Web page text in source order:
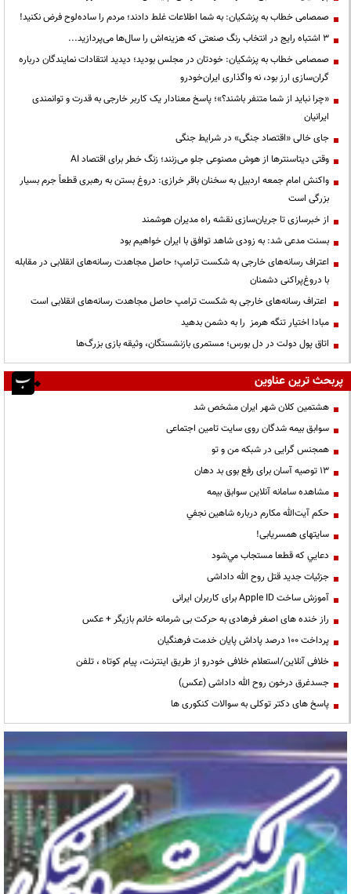
صمصامی خطاب به پزشکیان: به شما اطلاعات غلط دادند؛ مردم را ساده‌لوح فرض نکنید!
3 اشتباه رایج در انتخاب رنگ صنعتی که هزینه‌اش را سال‌ها می‌پردازید...
صمصامی خطاب به پزشکیان: خودتان در مجلس بودید؛ دیدید انتقادات نمایندگان درباره
گران‌سازی ارز بود، نه واگذاری ایران‌خودرو
«چرا نباید از شما متنفر باشند؟»؛ پاسخ معنادار یک کاربر خارجی به قدرت و توانمندی
ایرانیان
جای خالی «اقتصاد جنگی» در شرایط جنگی
وقتی دیتاسنترها از هوش مصنوعی جلو می‌زنند؛ زنگ خطر برای اقتصاد AI
واکنش امام جمعه اردبیل به سخنان باقر خرازی: دروغ بستن به رهبری قطعاً جرم بسیار
بزرگی است
از خبرسازی تا جریان‌سازی نقشه راه مدیران هوشمند
بسنت مدعی شد: به زودی شاهد توافق با ایران خواهیم بود
اعتراف رسانه‌های خارجی به شکست ترامپ؛ حاصل مجاهدت رسانه‌های انقلابی در مقابله
با دروغ‌پراکنی دشمنان
اعتراف رسانه‌های خارجی به شکست ترامپ حاصل مجاهدت رسانه‌های انقلابی است
مبادا اختیار تنگه هرمز را به دشمن بدهید
اتاق پول دولت در دل بورس؛ مستمری بازنشستگان، وثیقه بازی بزرگ‌ها
پربحث ترین عناوین
هشتمین کلان شهر ایران مشخص شد
سوابق بیمه شدگان روی سایت تامین اجتماعی
همجنس گرایی در شبکه من و تو
13 توصیه آسان برای رفع بوی بد دهان
مشاهده سامانه آنلاين سوابق بیمه
حكم آيت‌الله مكارم درباره شاهين نجفي
سایتهای همسریابی!
دعايي كه قطعا مستجاب مي‌شود
جزئیات جدید قتل روح الله داداشی
آموزش ساخت Apple ID برای کاربران ایرانی
راز خنده های اصغر فرهادی به حرکت بی شرمانه خانم بازیگر + عکس
پرداخت ۱۰۰ درصد پاداش پایان خدمت فرهنگیان
خلافی آنلاین/استعلام خلافی خودرو از طریق اینترنت، پیام کوتاه ، تلفن
جسدغرق درخون روح الله داداشی (عکس)
پاسخ های دکتر توکلی به سوالات کنکوری ها